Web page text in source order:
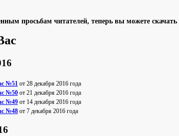
просьбам читателей, теперь вы можете
№51 от 28 декабря 2016 года
№50 от 21 декабря 2016 года
№49 от 14 декабря 2016 года
№48 от 7 декабря 2016 года